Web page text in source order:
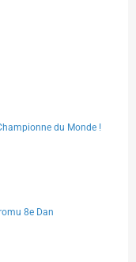
du Monde !
8e Dan